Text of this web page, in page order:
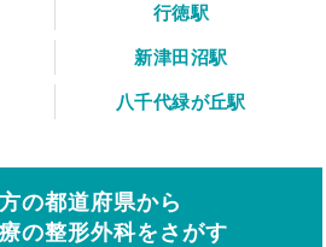
行徳駅
新津田沼駅
八千代緑が丘駅
の都道府県から
の整形外科をさがす